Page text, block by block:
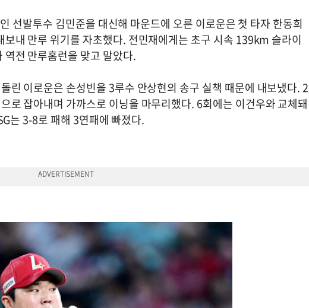
선발투수 김민준을 대신해 마운드에 오른 이로운은 첫 타자 한동희
내 만루 위기를 자초했다. 전민재에게는 초구 시속 139km 슬라이
전 만루홈런을 맞고 말았다.
린 이로운은 손성빈을 3루수 안상현의 송구 실책 때문에 내보냈다. 2
로 잡아내며 가까스로 이닝을 마무리했다. 6회에는 이건우와 교체돼
는 3-8로 패해 3연패에 빠졌다.